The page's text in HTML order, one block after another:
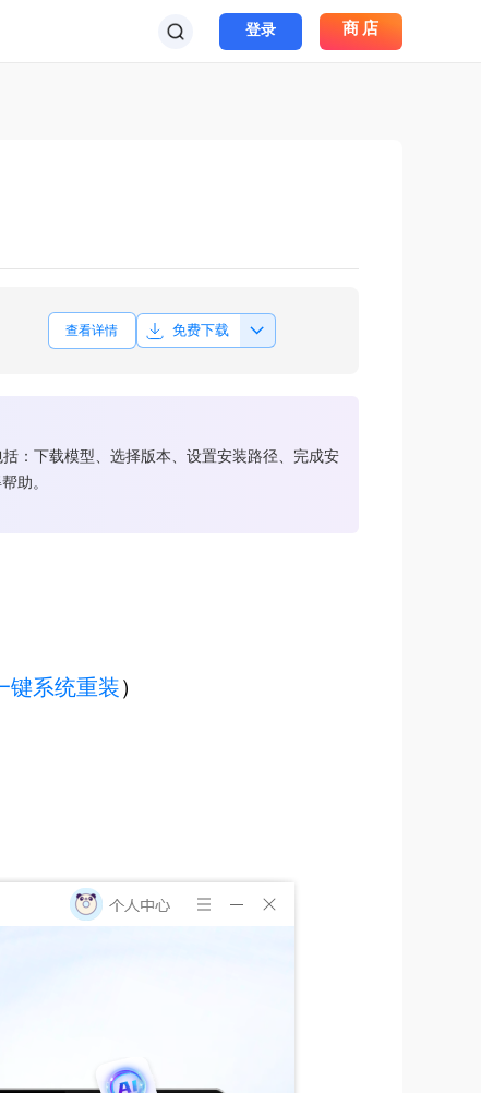
登录 商店
查看详情 免费下载
：下载模型、选择版本、设置安装路径、完成安
助。
键系统重装）